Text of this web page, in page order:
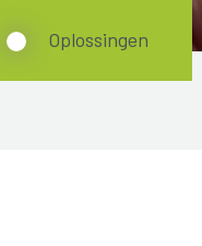
Oplossingen